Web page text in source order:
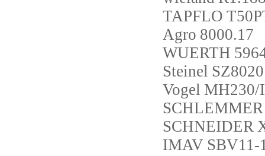
TAPFLO
Agro 8000.17
WUERTH
Steinel
Vogel MH230/
SCHLEMMER
SCHNEIDER
IMAV SBV11-